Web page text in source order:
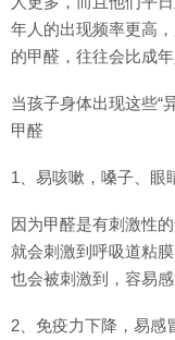
年人的出现频率更高
的甲醛，往往会比成年
当孩子身体出现这些“
甲醛
1、易咳嗽，嗓子、眼
因为甲醛是有刺激性
就会刺激到呼吸道粘
也会被刺激到，容易感
2、免疫力下降，易感